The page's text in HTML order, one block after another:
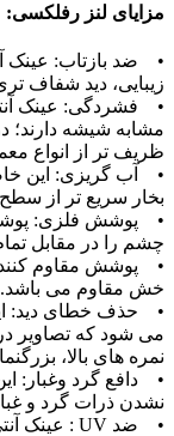
مزایای لنز رفلکسی:
• ضد بازتاب: عینک
زیبایی، دید شفاف‌
• فشردگی: عینک
مشابه شیشه دارند؛
ظریف ‌تر از انواع
• آب‌ گریزی: این
بخار سریع‌ تر از
• پوشش فلزی:
چشم را در مقابل
• پوشش مقاوم‌
خش مقاوم ‌می باشد.
• حذف‌ خطای دید:
می ‌شود که تصاویر
نمره‌ های بالا،
• دافع گرد وغبار:
‌نشدن ذرات گرد و